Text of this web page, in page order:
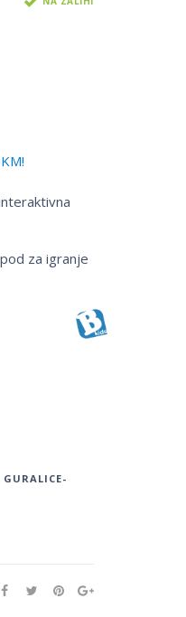
za igranje
GURALICE-